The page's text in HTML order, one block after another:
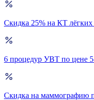
Скидка 25% на КТ
6 процедур УВТ по цене
Скидка на маммографию